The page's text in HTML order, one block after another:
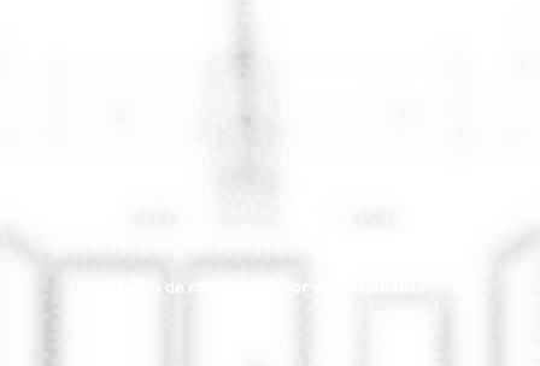
Tubos de calefacción por suelo radiante